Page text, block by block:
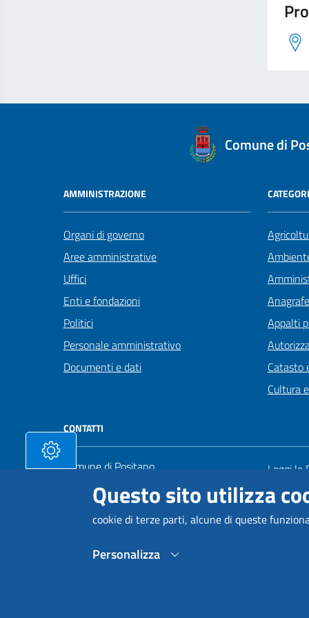
Comune di
AMMINISTRAZIONE
Organi di governo
Aree amministrative
Uffici
Enti e fondazioni
Politici
Personale amministrativo
Documenti e dati
Appalti
Catasto
Cultura
CONTATTI
Comune di Positano
Via Marconi 111 - 84017 Positano
Codice fiscale 80025630650 / P. IVA:
00232340653
Ufficio della segreteria del sindaco
Leggi le
Questo sito utilizza
cookie di terze parti, alcune di queste
Personalizza